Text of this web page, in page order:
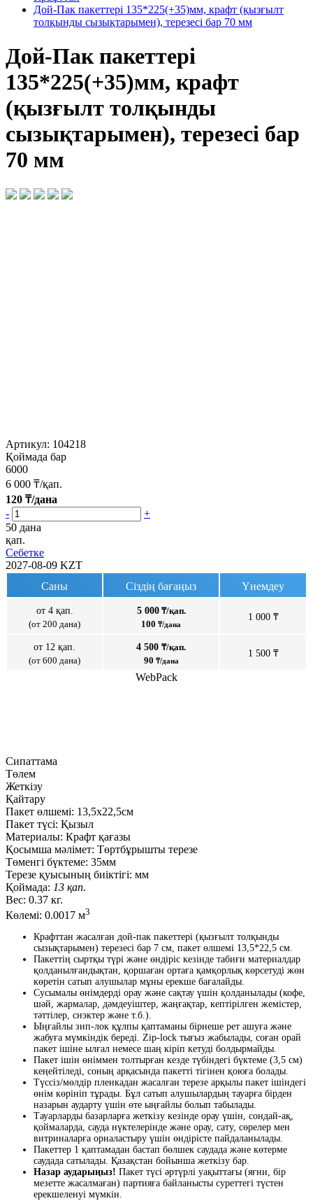
Дой-Пак пакеттері 135*225(+35)мм, крафт (қызғылт
толқынды сызықтарымен), терезесі бар 70 мм
Дой-Пак пакеттері
135*225(+35)мм, крафт
(қызғылт толқынды
сызықтарымен), терезесі бар
70 мм
Артикул: 104218
Қоймада бар
6000
6 000 ₸/қап.
120 ₸/дана
-
+
50 дана
қап.
Себетке
2027-08-09 KZT
Саны
Сіздің бағаңыз Үнемдеу
от 4 қап.
(от 200 дана)
5 000₸/қап.
100 ₸/дана
1 000 ₸
от 12 қап.
(от 600 дана)
4 500 ₸/қап.
90 ₸/дана
1 500 ₸
WebPack
Сипаттама
Төлем
Жеткізу
Қайтару
Пакет өлшемі: 13,5х22,5см
Пакет түсі: Қызыл
Материалы: Крафт қағазы
Қосымша мәлімет: Төртбұрышты терезе
Төменгі бүктеме: 35мм
Терезе қуысының биіктігі: мм
Қоймада: 13 қап.
Вес: 0.37 кг.
Көлемі: 0.0017 м3
Крафттан жасалған дой-пак пакеттері (қызғылт толқынды
сызықтарымен) терезесі бар 7 см, пакет өлшемі 13,5*22,5 см.
Пакеттің сыртқы түрі және өндіріс кезінде табиғи материалдар
қолданылғандықтан, қоршаған ортаға қамқорлық көрсетуді жөн
көретін сатып алушылар мұны ерекше бағалайды.
Сусымалы өнімдерді орау және сақтау үшін қолданылады (кофе,
шәй, жармалар, дәмдеуіштер, жаңғақтар, кептірілген жемістер,
тәттілер, снэктер және т.б.).
Ыңғайлы зип-лок құлпы қаптаманы бірнеше рет ашуға және
жабуға мүмкіндік береді. Zip-lock тығыз жабылады, соған орай
пакет ішіне ылғал немесе шаң кіріп кетуді болдырмайды.
Пакет ішін өніммен толтырған кезде түбіндегі бүктеме (3,5 см)
кеңейтіледі, соның арқасында пакетті тігінен қоюға болады.
Түссіз/мөлдір пленкадан жасалған терезе арқылы пакет ішіндегі
өнім көрініп тұрады. Бұл сатып алушылардың тауарға бірден
назарын аударту үшін өте ыңғайлы болып табылады.
Тауарларды базарларға жеткізу кезінде орау үшін, сондай-ақ,
қоймаларда, сауда нүктелерінде және орау, сату, сөрелер мен
витриналарға орналастыру үшін өндірісте пайдаланылады.
Пакеттер 1 қаптамадан бастап бөлшек саудада және көтерме
саудада сатылады. Қазақстан бойынша жеткізу бар.
Назар аударыңыз! Пакет түсі әртүрлі уақыттағы (яғни, бір
мезетте жасалмаған) партияға байланысты суреттегі түстен
ерекшеленуі мүмкін.